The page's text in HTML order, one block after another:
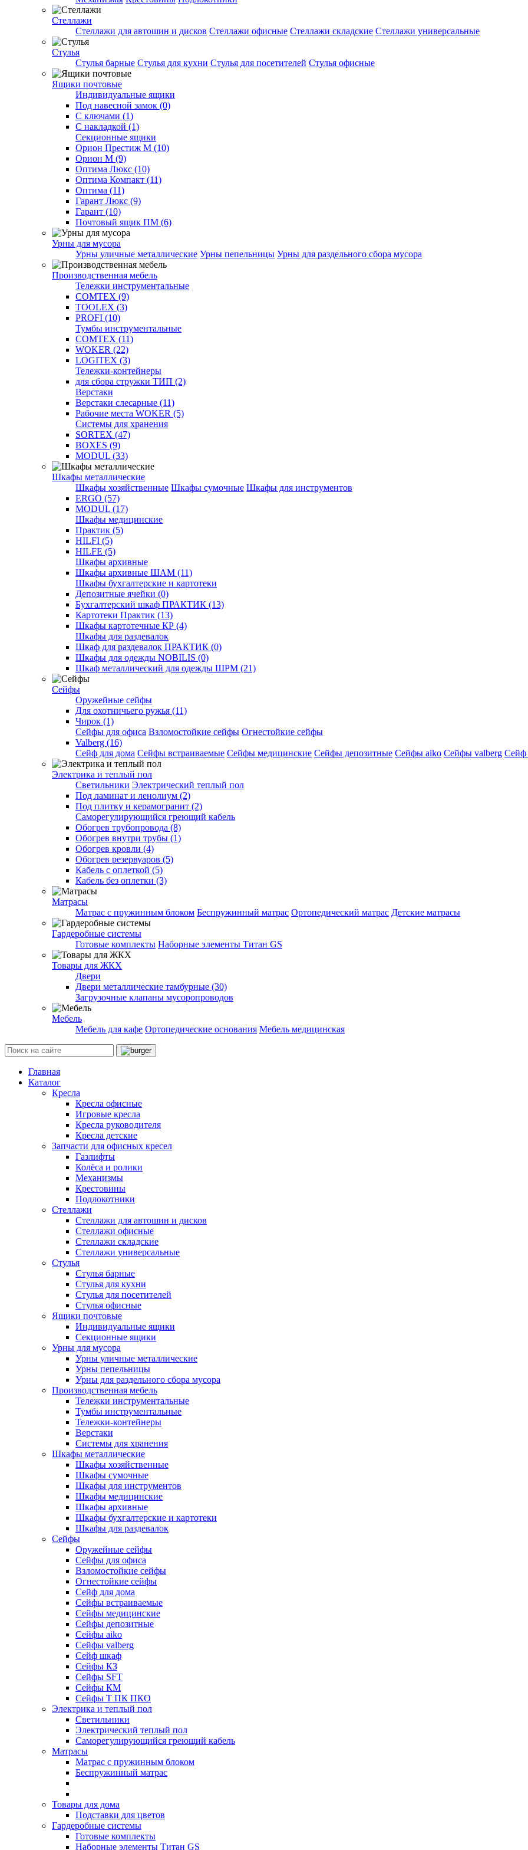
Стеллажи
Стеллажи для автошин и дисков Стеллажи офисные Стеллажи складские Стеллажи универсальные
Стулья
Стулья барные Стулья для кухни Стулья для посетителей Стулья офисные
Ящики почтовые
Индивидуальные ящики
Под навесной замок (0)
С ключами (1)
С накладкой (1)
Секционные ящики
Орион Престиж М (10)
Орион М (9)
Оптима Люкс (10)
Оптима Компакт (11)
Оптима (11)
Гарант Люкс (9)
Гарант (10)
Почтовый ящик ПМ (6)
Урны для мусора
Урны уличные металлические Урны пепельницы Урны для раздельного сбора мусора
Производственная мебель
Тележки инструментальные
COMTEX (9)
TOOLEX (3)
PROFI (10)
Тумбы инструментальные
COMTEX (11)
WOKER (22)
LOGITEX (3)
Тележки-контейнеры
для сбора стружки ТИП (2)
Верстаки
Верстаки слесарные (11)
Рабочие места WOKER (5)
Системы для хранения
SORTEX (47)
BOXES (9)
MODUL (33)
Шкафы металлические
Шкафы хозяйственные Шкафы сумочные Шкафы для инструментов
ERGO (57)
MODUL (17)
Шкафы медицинские
Практик (5)
HILFI (5)
HILFE (5)
Шкафы архивные
Шкафы архивные ШАМ (11)
Шкафы бухгалтерские и картотеки
Депозитные ячейки (0)
Бухгалтерский шкаф ПРАКТИК (13)
Картотеки Практик (13)
Шкафы картотечные КР (4)
Шкафы для раздевалок
Шкаф для раздевалок ПРАКТИК (0)
Шкафы для одежды NOBILIS (0)
Шкаф металлический для одежды ШРМ (21)
Сейфы
Оружейные сейфы
Для охотничьего ружья (11)
Чирок (1)
Сейфы для офиса Взломостойкие сейфы Огнестойкие сейфы
Valberg (16)
Cейф для дома Сейфы встраиваемые Сейфы медицинские Сейфы депозитные Сейфы aiko Сейфы valberg
Электрика и теплый пол
Светильники Электрический теплый пол
Под ламинат и ленолиум (2)
Под плитку и керамогранит (2)
Саморегулирующийся греющий кабель
Обогрев трубопровода (8)
Обогрев внутри трубы (1)
Обогрев кровли (4)
Обогрев резервуаров (5)
Кабель с оплеткой (5)
Кабель без оплетки (3)
Матрасы
Матрас с пружинным блоком Беспружинный матрас Ортопедический матрас Детские матрасы
Гардеробные системы
Готовые комплекты Наборные элементы Титан GS
Товары для ЖКХ
Двери
Двери металлические тамбурные (30)
Загрузочные клапаны мусоропроводов
Мебель
Мебель для кафе Ортопедические основания Мебель медицинская
Главная
Каталог
Кресла
Кресла офисные
Игровые кресла
Кресла руководителя
Кресла детские
Запчасти для офисных кресел
Газлифты
Колёса и ролики
Механизмы
Крестовины
Подлокотники
Стеллажи
Стеллажи для автошин и дисков
Стеллажи офисные
Стеллажи складские
Стеллажи универсальные
Стулья
Стулья барные
Стулья для кухни
Стулья для посетителей
Стулья офисные
Ящики почтовые
Индивидуальные ящики
Секционные ящики
Урны для мусора
Урны уличные металлические
Урны пепельницы
Урны для раздельного сбора мусора
Производственная мебель
Тележки инструментальные
Тумбы инструментальные
Тележки-контейнеры
Верстаки
Системы для хранения
Шкафы металлические
Шкафы хозяйственные
Шкафы сумочные
Шкафы для инструментов
Шкафы медицинские
Шкафы архивные
Шкафы бухгалтерские и картотеки
Шкафы для раздевалок
Сейфы
Оружейные сейфы
Сейфы для офиса
Взломостойкие сейфы
Огнестойкие сейфы
Cейф для дома
Сейфы встраиваемые
Сейфы медицинские
Сейфы депозитные
Сейфы aiko
Сейфы valberg
Сейф шкаф
Сейфы КЗ
Сейфы SFT
Сейфы КМ
Сейфы Т ПК ПКО
Электрика и теплый пол
Светильники
Электрический теплый пол
Саморегулирующийся греющий кабель
Матрасы
Матрас с пружинным блоком
Беспружинный матрас
Товары для дома
Подставки для цветов
Гардеробные системы
Готовые комплекты
Наборные элементы Титан GS